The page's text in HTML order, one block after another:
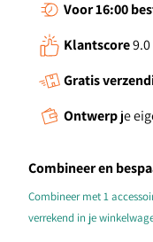
Voor 16:00
Klantscore
Gratis
Ontwerpje
Combineer en
Combineer met 1
verrekend in je